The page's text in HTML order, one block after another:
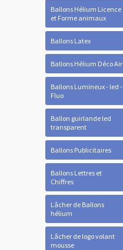
Ballons Hélium Licence
et Forme animaux
Ballons Latex
Ballons Hélium Déco Air
Ballons Lumineux - led -
Fluo
Ballon guirlande led
transparent
Ballons Publicitaires
Ballons Lettres et
Chiffres
Lâcher de Ballons
hélium
Lâcher de logo volant
mousse